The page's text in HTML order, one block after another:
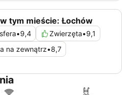
tym mieście: Łochów
•9,4 Zwierzęta•9,1
na zewnątrz•8,7